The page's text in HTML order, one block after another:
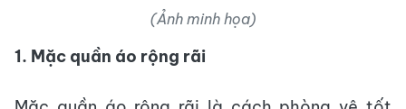
(Ảnh minh họa)
1. Mặc quần áo rộng rãi